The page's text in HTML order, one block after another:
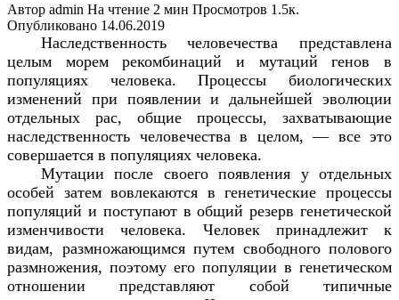
Автор admin На чтение 2 мин Просмотров 1.5к.
Опубликовано 14.06.2019
Наследственность человечества представлена
целым морем рекомбинаций и мутаций генов в
популяциях человека. Процессы биологических
изменений при появлении и дальнейшей эволюции
отдельных рас, общие процессы, захватывающие
наследственность человечества в целом, — все это
совершается в популяциях человека.
Мутации после своего появления у отдельных
особей затем вовлекаются в генетические процессы
популяций и поступают в общий резерв генетической
изменчивости человека. Человек принадлежит к
видам, размножающимся путем свободного полового
размножения, поэтому его популяции в генетическом
отношении представляют собой типичные